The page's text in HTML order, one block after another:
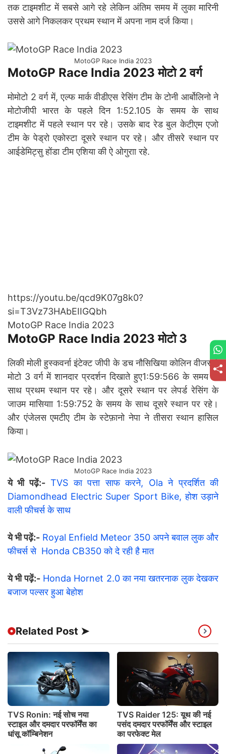
तक टाइमशीट में सबसे आगे रहे लेकिन अंतिम समय में लुका मारिनी
उससे आगे निकलकर प्रथम स्थान में अपना नाम दर्ज किया।
MotoGP Race India 2023
MotoGP Race India 2023 मोटो 2 वर्ग
मोमोटो 2 वर्ग में, एल्फ मार्क वीडीएस रेसिंग टीम के टोनी आर्बोलिनो ने
मोटोजीपी भारत के पहले दिन 1:52.105 के समय के साथ
टाइमशीट में पहले स्थान पर रहे। उसके बाद रेड बुल केटीएम एजो
टीम के पेड्रो एकोस्टा दूसरे स्थान पर रहे। और तीसरे स्थान पर
आईडेमिट्सु होंडा टीम एशिया की ऐ ओगुराा रहे.
https://youtu.be/qcd9K07g8k0?
si=T3Vz73HAbEIIGQbh
MotoGP Race India 2023
MotoGP Race India 2023 मोटो 3
लिकी मोली हुस्कवर्ना इंटेक्ट जीपी के डच नौसिखिया कोलिन वीजर ने
मोटो 3 वर्ग में शानदार प्रदर्शन दिखाते हुए1:59:566 के समय के
साथ प्रथम स्थान पर रहे। और दूसरे स्थान पर लेपर्ड रेसिंग के
जाउम मासियाा 1:59:752 के समय के साथ दूसरे स्थान पर रहे।
और एंजेलस एमटीए टीम के स्टेफ़ानो नेपा ने तीसरा स्थान हासिल
किया।
MotoGP Race India 2023
ये भी पढ़ें:- TVS का पत्ता साफ करने, Ola ने प्रदर्शित की
Diamondhead Electric Super Sport Bike, होश उड़ाने
वाली फीचर्स के साथ
ये भी पढ़ें:- Royal Enfield Meteor 350 अपने बवाल लुक और
फीचर्स से Honda CB350 को दे रही है मात
ये भी पढ़ें:- Honda Hornet 2.0 का नया खतरनाक लुक देखकर
बजाज पल्सर हुआ बेहोश
Related Post ➤
TVS Ronin: नई सोच नया
स्टाइल और दमदार परफॉर्मेंस का
धांसू कॉम्बिनेशन
TVS Raider 125: यूथ की नई
पसंद दमदार परफॉर्मेंस और स्टाइल
का परफेक्ट मेल